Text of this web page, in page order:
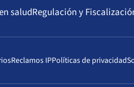
saludRegulación y
Reclamos IPPolíticas de privacidad